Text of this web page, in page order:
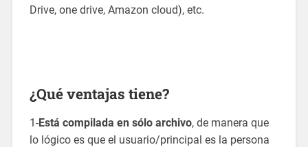
Drive, one drive, Amazon cloud), etc.
¿Qué ventajas tiene?
1-Está compilada en sólo archivo, de manera que
lo lógico es que el usuario/principal es la persona